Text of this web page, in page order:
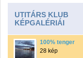
UTITÁRS KLUB
KÉPGALÉRIÁI
100% tenger
28 kép